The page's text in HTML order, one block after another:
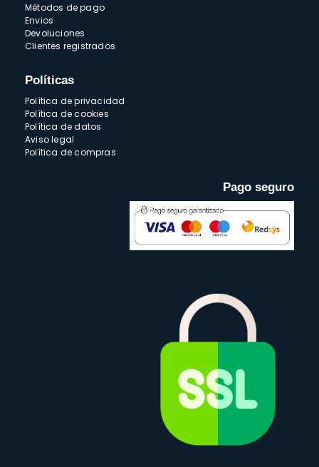
Métodos de pago
Envios
Devoluciones
Clientes registrados
Políticas
Política de privacidad
Política de cookies
Política de datos
Aviso legal
Política de compras
Pago seguro